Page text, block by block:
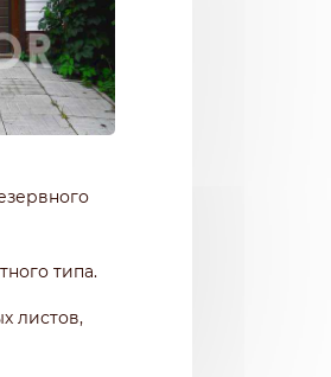
типа.
листов,